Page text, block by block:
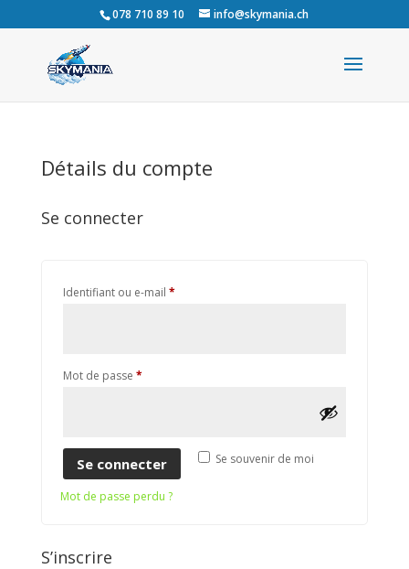
078 710 89 10 info@skymania.ch
Détails du compte
Se connecter
Identifiant ou e-mail *Obligatoire
Mot de passe *Obligatoire
Se souvenir de moi
Se connecter
Mot de passe perdu ?
S’inscrire